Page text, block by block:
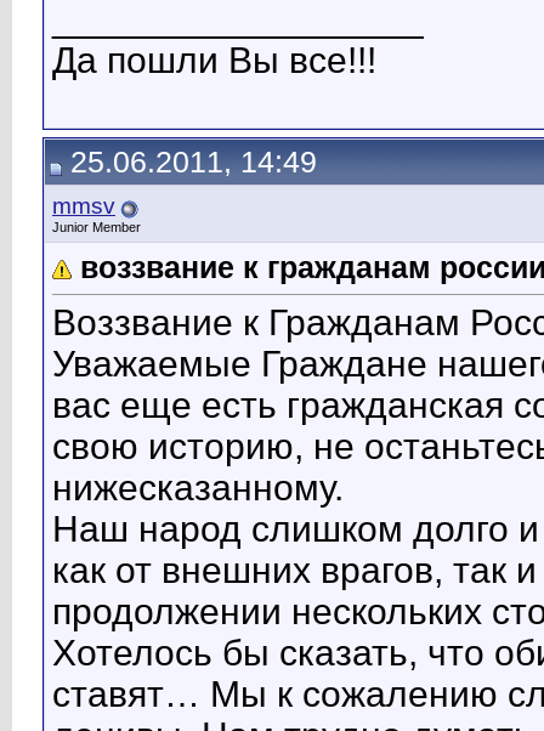
Да пошли Вы все!!!
25.06.2011, 14:49
mmsv
Junior Member
воззвание к гражданам
Воззвание к Гражданам
Уважаемые Граждане
вас еще есть гражданская
свою историю, не
нижесказанному.
Наш народ слишком долго
как от внешних врагов, так
продолжении нескольких
Хотелось бы сказать, что
ставят… Мы к сожалению